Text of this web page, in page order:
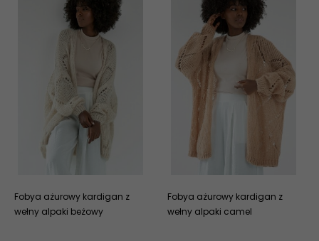
Fobya ażurowy kardigan z
wełny alpaki beżowy
Fobya ażurowy kardigan z
wełny alpaki camel